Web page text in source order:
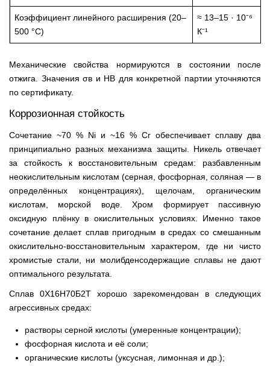
Коэффициент линейного расширения (20–
500 °С)
≈ 13–15 · 10⁻⁶
К⁻¹
Механические свойства нормируются в состоянии после
отжига. Значения σв и HB для конкретной партии уточняются
по сертификату.
Коррозионная стойкость
Сочетание ~70 % Ni и ~16 % Cr обеспечивает сплаву два
принципиально разных механизма защиты. Никель отвечает
за стойкость к восстановительным средам: разбавленным
неокислительным кислотам (серная, фосфорная, соляная — в
определённых концентрациях), щелочам, органическим
кислотам, морской воде. Хром формирует пассивную
оксидную плёнку в окислительных условиях. Именно такое
сочетание делает сплав пригодным в средах со смешанным
окислительно-восстановительным характером, где ни чисто
хромистые стали, ни молибденсодержащие сплавы не дают
оптимального результата.
Сплав 0Х16Н70Б2Т хорошо зарекомендован в следующих
агрессивных средах:
растворы серной кислоты (умеренные концентрации);
фосфорная кислота и её соли;
органические кислоты (уксусная, лимонная и др.);